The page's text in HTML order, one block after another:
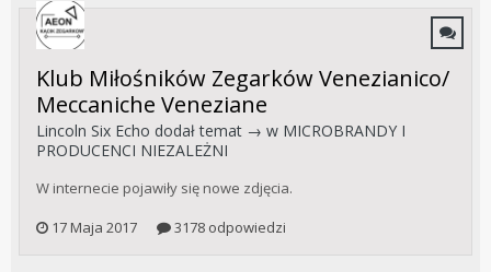
Klub Miłośników Zegarków Venezianico/
Meccaniche Veneziane
Lincoln Six Echo dodał temat → w MICROBRANDY I
PRODUCENCI NIEZALEŻNI
W internecie pojawiły się nowe zdjęcia.
17 Maja 2017
3178 odpowiedzi